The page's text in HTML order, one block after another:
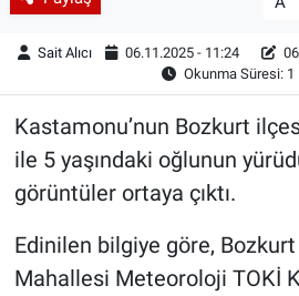
Sait Alıcı 06.11.2025 - 11:24
Okunma Süresi: 1
Kastamonu’nun Bozkurt
ile 5 yaşındaki oğlunun
görüntüler ortaya çıktı.
Edinilen bilgiye göre,
Mahallesi Meteoroloji TOKİ